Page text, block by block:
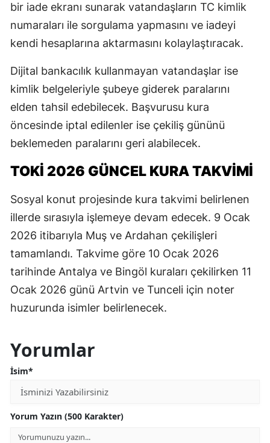
bir iade ekranı sunarak vatandaşların TC kimlik
numaraları ile sorgulama yapmasını ve iadeyi
kendi hesaplarına aktarmasını kolaylaştıracak.
Dijital bankacılık kullanmayan vatandaşlar ise
kimlik belgeleriyle şubeye giderek paralarını
elden tahsil edebilecek. Başvurusu kura
öncesinde iptal edilenler ise çekiliş gününü
beklemeden paralarını geri alabilecek.
TOKİ 2026 GÜNCEL KURA TAKVİMİ
Sosyal konut projesinde kura takvimi belirlenen
illerde sırasıyla işlemeye devam edecek. 9 Ocak
2026 itibarıyla Muş ve Ardahan çekilişleri
tamamlandı. Takvime göre 10 Ocak 2026
tarihinde Antalya ve Bingöl kuraları çekilirken 11
Ocak 2026 günü Artvin ve Tunceli için noter
huzurunda isimler belirlenecek.
Yorumlar
İsim*
Yorum Yazın (500 Karakter)